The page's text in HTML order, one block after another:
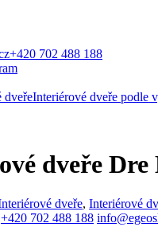
+420 702 488 188
dveřeInteriérové dveře podle
dveře Dre
dveře, Interiérové
+420 702 488 188